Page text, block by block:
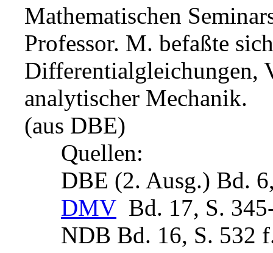
Mathematischen
Professor. M. befaßte
Differentialgleichungen,
analytischer Mechanik.
(aus DBE)
Quellen:
DBE (2. Ausg.) Bd.
DMV Bd. 17, S.
NDB Bd. 16, S. 532